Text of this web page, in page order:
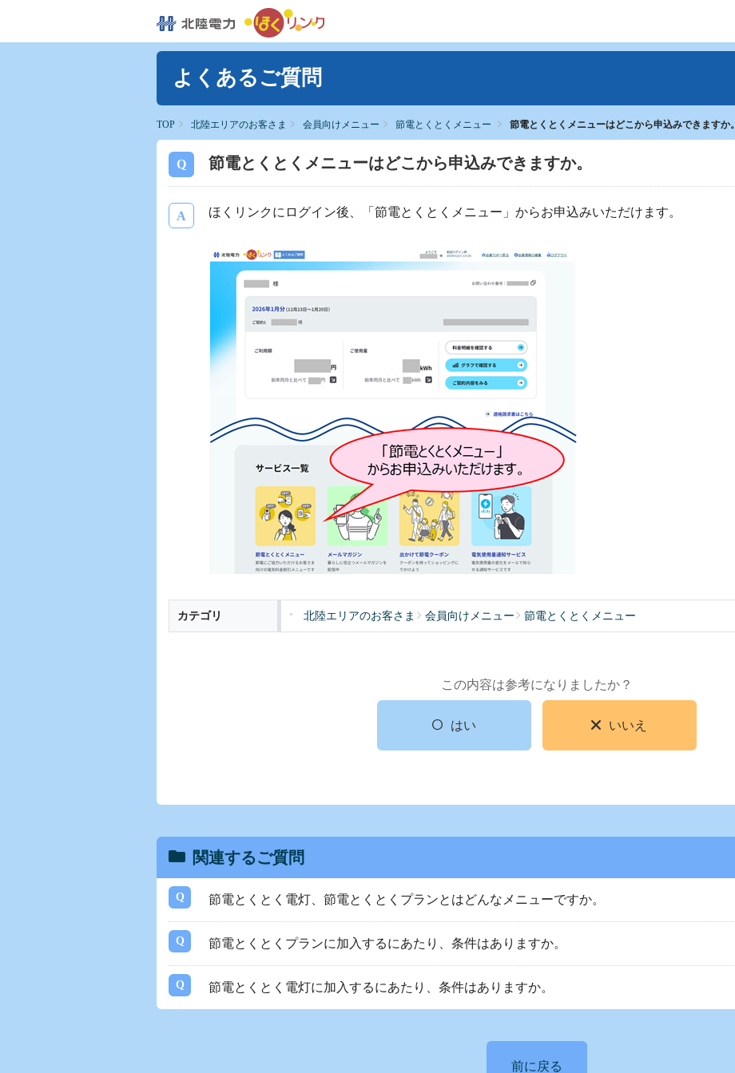
よくあるご質問
TOP 北陸エリアのお客さま 会員向けメニュー 節電とくとくメニュー 節電とくとくメニューはどこから申込みできますか。
節電とくとくメニューはどこから申込みできますか。
ほくリンクにログイン後、「節電とくとくメニュー」からお申込みいただけます。
カテゴリ 北陸エリアのお客さま 会員向けメニュー 節電とくとくメニュー
この内容は参考になりましたか？
はい いいえ
関連するご質問
節電とくとく電灯、節電とくとくプランとはどんなメニューですか。
節電とくとくプランに加入するにあたり、条件はありますか。
節電とくとく電灯に加入するにあたり、条件はありますか。
前に戻る